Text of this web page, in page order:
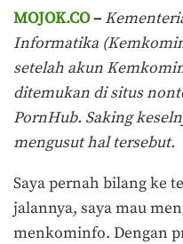
MOJOK.CO–
Informatika
setelah akun
ditemukan di situs
PornHub. Saking
mengusut hal tersebut.
Saya pernah bilang ke
jalannya, saya mau
menkominfo. Dengan